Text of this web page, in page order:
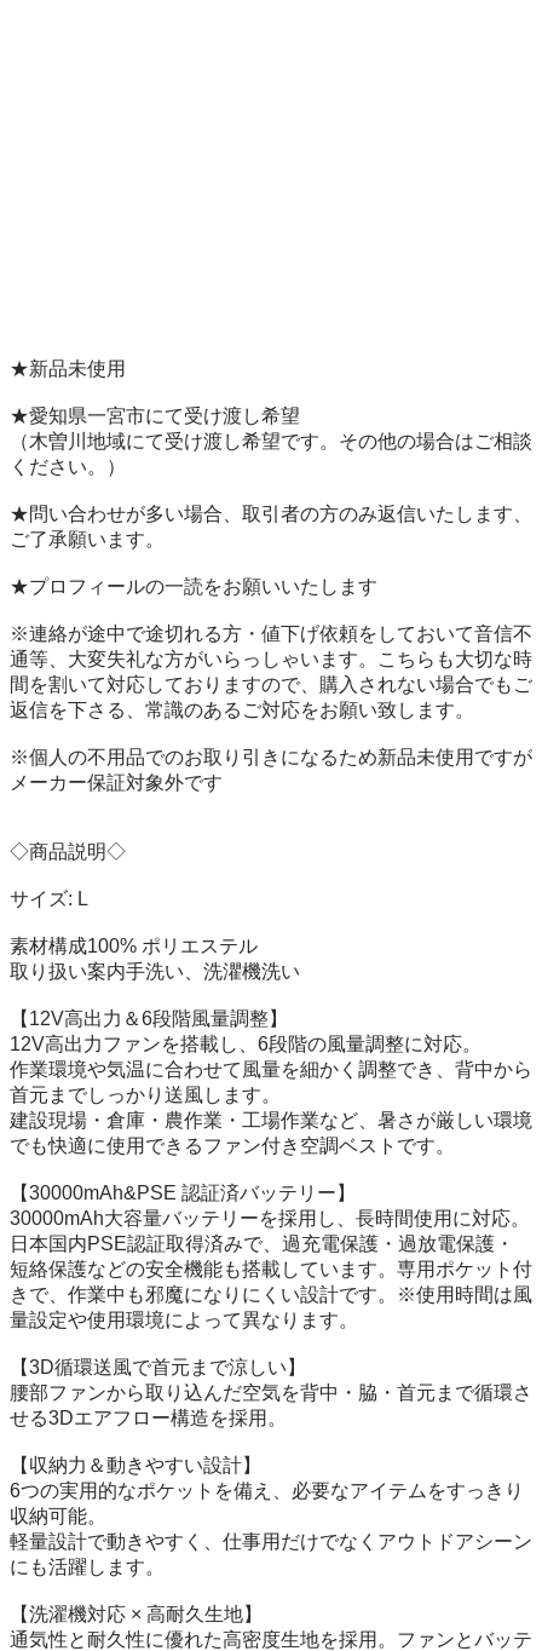
★新品未使用
★愛知県一宮市にて受け渡し希望
（木曽川地域にて受け渡し希望です。その他の場合はご相談
ください。）
★問い合わせが多い場合、取引者の方のみ返信いたします、
ご了承願います。
★プロフィールの一読をお願いいたします
※連絡が途中で途切れる方・値下げ依頼をしておいて音信不
通等、大変失礼な方がいらっしゃいます。こちらも大切な時
間を割いて対応しておりますので、購入されない場合でもご
返信を下さる、常識のあるご対応をお願い致します。
※個人の不用品でのお取り引きになるため新品未使用ですが
メーカー保証対象外です
◇商品説明◇
サイズ: L
素材構成100% ポリエステル
取り扱い案内手洗い、洗灈機洗い
【12V高出力＆6段階風量調整】
12V高出力ファンを搭載し、6段階の風量調整に対応。
作業環境や気温に合わせて風量を細かく調整でき、背中から
首元までしっかり送風します。
建設現場・倉庫・農作業・工場作業など、暑さが厳しい環境
でも快適に使用できるファン付き空調ベストです。
【30000mAh&PSE 認証済バッテリー】
30000mAh大容量バッテリーを採用し、長時間使用に対応。
日本国内PSE認証取得済みで、過充電保護・過放電保護・
短絡保護などの安全機能も搭載しています。専用ポケット付
きで、作業中も邪魔になりにくい設計です。※使用時間は風
量設定や使用環境によって異なります。
【3D循環送風で首元まで涼しい】
腰部ファンから取り込んだ空気を背中・脇・首元まで循環さ
せる3Dエアフロー構造を採用。
【収納力＆動きやすい設計】
6つの実用的なポケットを備え、必要なアイテムをすっきり
収納可能。
軽量設計で動きやすく、仕事用だけでなくアウトドアシーン
にも活躍します。
【洗濯機対応 × 高耐久生地】
通気性と耐久性に優れた高密度生地を採用。ファンとバッテ